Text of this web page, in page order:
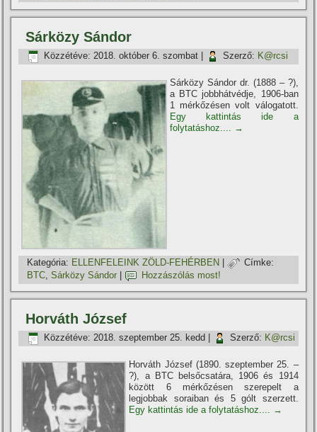
Sárközy Sándor
Közzétéve: 2018. október 6. szombat Szerző: K@rcsi
Sárközy Sándor dr. (1888 – ?),
a BTC jobbhátvédje, 1906-ban
1 mérkőzésen volt válogatott.
Egy kattintás ide a
folytatáshoz....
→
Kategória: ELLENFELEINK ZÖLD-FEHÉRBEN
Címke:
BTC ,Sárközy Sándor Hozzászólás most!
Horváth József
Közzétéve: 2018. szeptember 25. kedd Szerző: K@rcsi
Horváth József (1890. szeptember 25. –
?), a BTC belsőcsatára, 1906 és 1914
között 6 mérkőzésen szerepelt a
legjobbak soraiban és 5 gólt szerzett.
Egy kattintás ide a folytatáshoz....
→